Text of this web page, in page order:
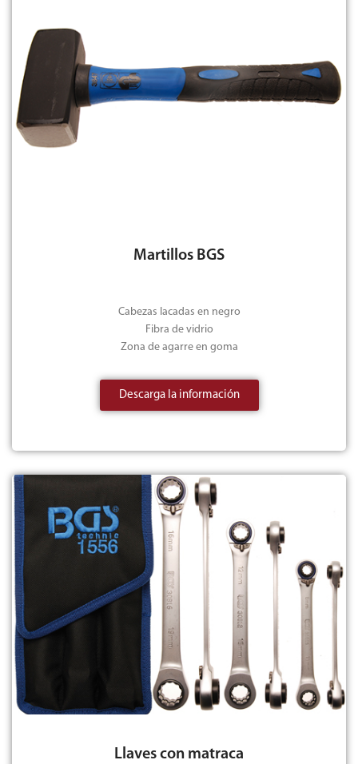
Martillos BGS
Cabezas lacadas en negro
Fibra de vidrio
Zona de agarre en goma
Descarga la información
Llaves con matraca